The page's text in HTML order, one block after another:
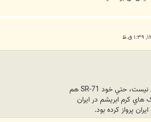
کرم ابريشم در ايران
پرواز کرده بود.